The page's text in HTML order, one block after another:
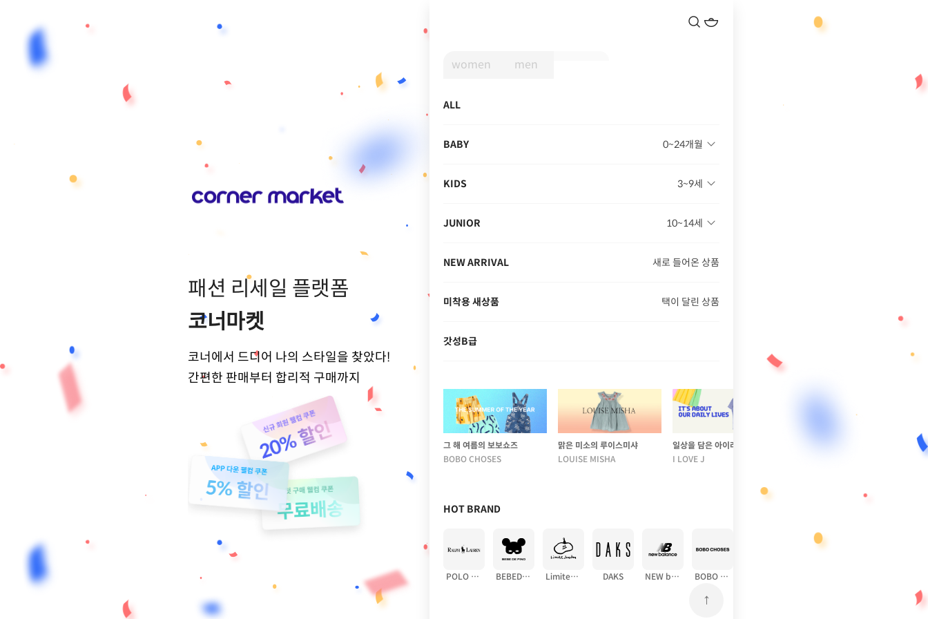
패션 리세일 플랫폼
코너마켓
코너에서 드디어 나의 스타일을 찾았다!
간편한 판매부터 합리적 구매까지
↑
women men
ALL
BABY 0~24개월
KIDS 3~9세
JUNIOR 10~14세
NEW ARRIVAL 새로 들어온 상품
미착용 새상품 택이 달린 상품
갓성B급
그 해 여름의 보보쇼즈
BOBO CHOSES
맑은 미소의 루이스미샤
LOUISE MISHA
일상을 담은 아이러브제이
I LOVE J
HOT BRAND
POLO RALPH LAUREN BEBEDEPINO Limitedoudou DAKS NEW balance BOBO CHOSES